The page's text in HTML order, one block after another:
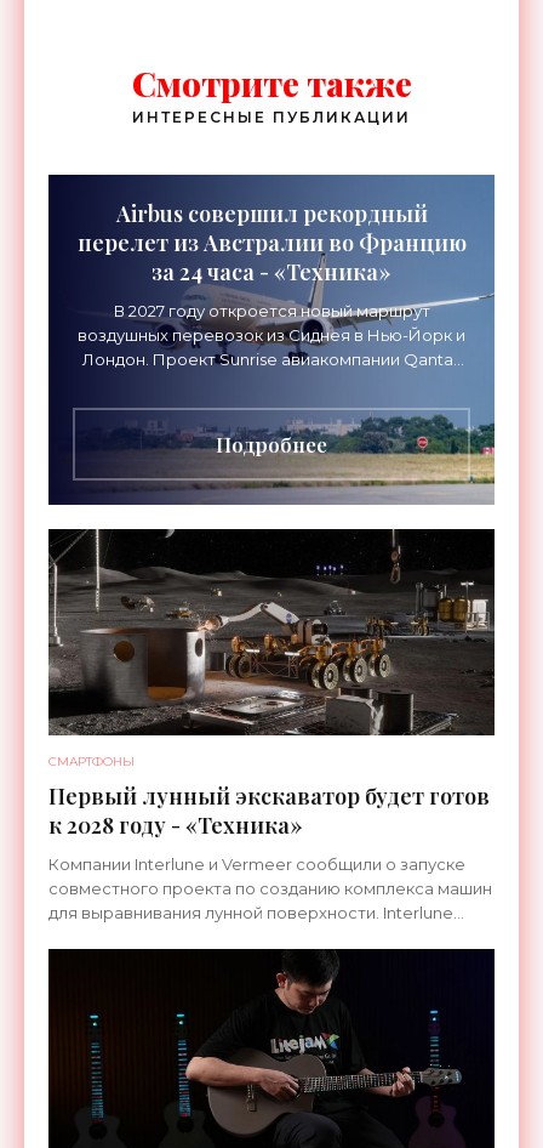
Смотрите также
ИНТЕРЕСНЫЕ ПУБЛИКАЦИИ
Airbus совершил рекордный
перелет из Австралии во Францию
за 24 часа - «Техника»
В 2027 году откроется новый маршрут
воздушных перевозок из Сиднея в Нью-Йорк и
Лондон. Проект Sunrise авиакомпании Qantas
длительностью до 24
Подробнее
СМАРТФОНЫ
Первый лунный экскаватор будет готов
к 2028 году - «Техника»
Компании Interlune и Vermeer сообщили о запуске
совместного проекта по созданию комплекса машин
для выравнивания лунной поверхности. Interlune